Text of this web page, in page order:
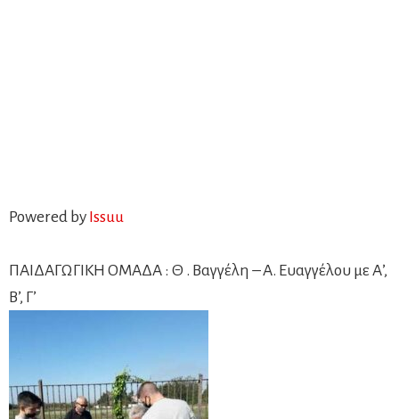
Powered by Issuu
ΠΑΙΔΑΓΩΓΙΚΗ ΟΜΑΔΑ : Θ . Βαγγέλη – Α. Ευαγγέλου με Α’,
Β’, Γ’